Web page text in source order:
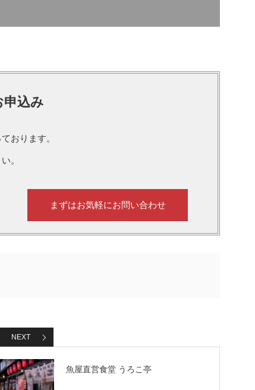
申込み
おります。
。
まずはお気軽にお問い合わせ
NEXT
魚屋直営食堂 うろこ亭